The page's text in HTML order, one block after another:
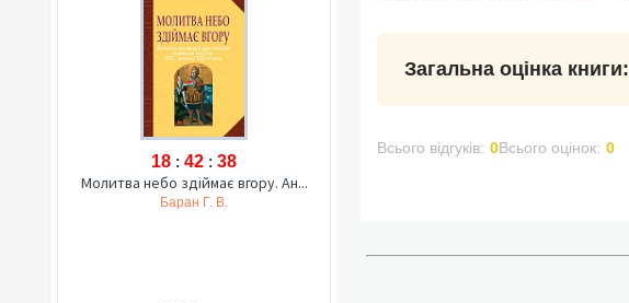
18 : 42 : 37
Молитва небо здіймає вгору. Ан...
Баран Г. В.
Загальна оцінка книги:
Всього відгуків: 0Всього оцінок: 0